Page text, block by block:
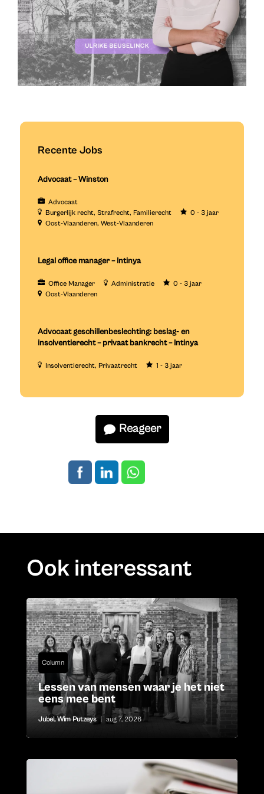
Recente Jobs
Advocaat – Winston
Advocaat
Burgerlijk recht Strafrecht Familierecht
0 - 3 jaar
Oost-Vlaanderen West-Vlaanderen
Legal office manager – Intinya
Office Manager Administratie
0 - 3 jaar
Oost-Vlaanderen
Advocaat geschillenbeslechting: beslag- en
insolventierecht – privaat bankrecht – Intinya
Insolventierecht Privaatrecht 1 - 3 jaar
Reageer
Ook interessant
Column
Lessen van mensen waar je het niet
eens mee bent
Jubel,Wim Putzeys aug 7, 2026